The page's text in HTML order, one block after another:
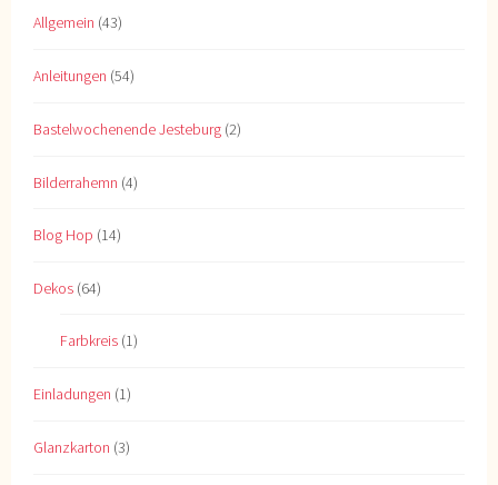
Allgemein (43)
Anleitungen (54)
Bastelwochenende Jesteburg (2)
Bilderrahemn (4)
Blog Hop (14)
Dekos (64)
Farbkreis (1)
Einladungen (1)
Glanzkarton (3)